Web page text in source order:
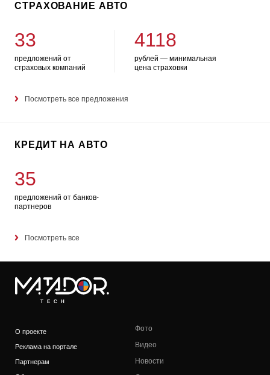
СТРАХОВАНИЕ АВТО
33
предложений от
страховых компаний
4118
рублей — минимальная
цена страховки
Посмотреть все предложения
КРЕДИТ НА АВТО
35
предложений от банков-
партнеров
Посмотреть все
TECH
О проекте
Реклама на портале
Партнерам
Фото
Видео
Новости